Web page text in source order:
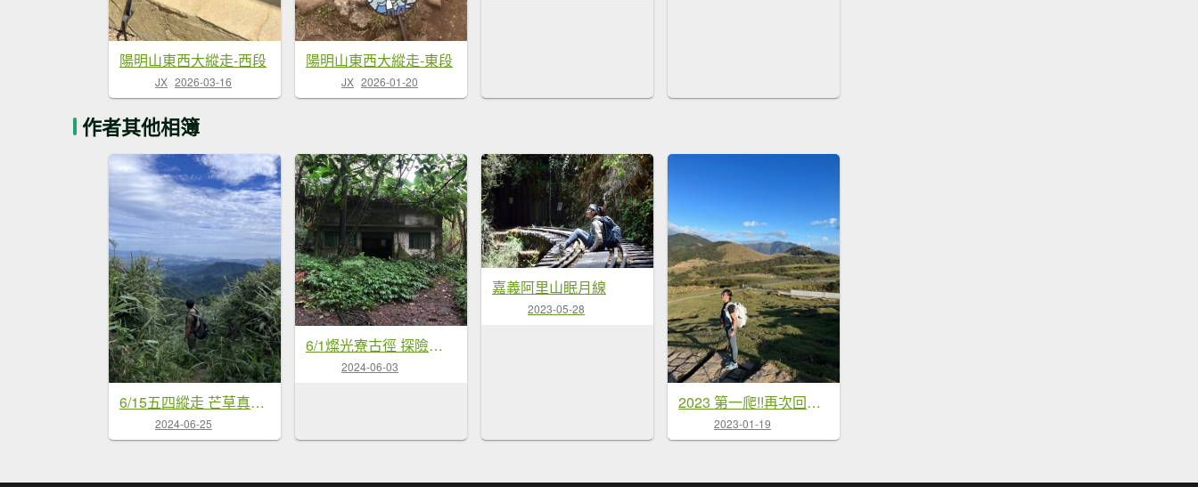
陽明山東西大縱走-西段
JX 2026-03-16
陽明山東西大縱走-東段
JX 2026-01-20
作者其他相簿
6/15五四縱走 芒草真的好割人。。我下次一定要帶袖套
2024-06-25
6/1燦光寮古徑 探險級路線~
2024-06-03
嘉義阿里山眠月線
2023-05-28
2023 第一爬!!再次回來!我成功了!!!陽明山東西大縱走
2023-01-19